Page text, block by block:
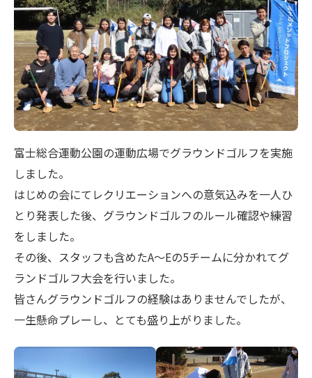
富士総合運動公園の運動広場でグラウンドゴルフを実施
しました。
はじめの会にてレクリエーションへの意気込みを一人ひ
とり発表した後、グラウンドゴルフのルール確認や練習
をしました。
その後、スタッフも含めたA～Eの5チームに分かれてグ
ランドゴルフ大会を行いました。
皆さんグラウンドゴルフの経験はありませんでしたが、
一生懸命プレーし、とても盛り上がりました。